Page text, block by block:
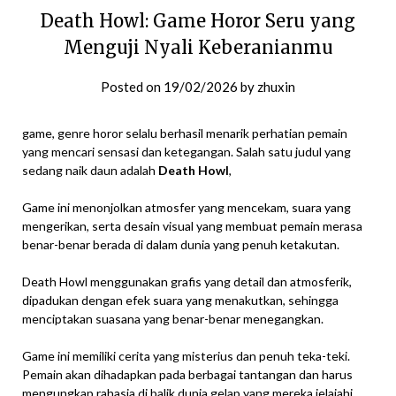
Death Howl: Game Horor Seru yang
Menguji Nyali Keberanianmu
Posted on 19/02/2026 by zhuxin
game, genre horor selalu berhasil menarik perhatian pemain
yang mencari sensasi dan ketegangan. Salah satu judul yang
sedang naik daun adalah Death Howl,
Game ini menonjolkan atmosfer yang mencekam, suara yang
mengerikan, serta desain visual yang membuat pemain merasa
benar-benar berada di dalam dunia yang penuh ketakutan.
Death Howl menggunakan grafis yang detail dan atmosferik,
dipadukan dengan efek suara yang menakutkan, sehingga
menciptakan suasana yang benar-benar menegangkan.
Game ini memiliki cerita yang misterius dan penuh teka-teki.
Pemain akan dihadapkan pada berbagai tantangan dan harus